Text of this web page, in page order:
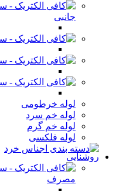
جانبی
لوله خرطومی
لوله خم سرد
لوله خم گرم
لوله فلکسی
روشنایی
مصرف